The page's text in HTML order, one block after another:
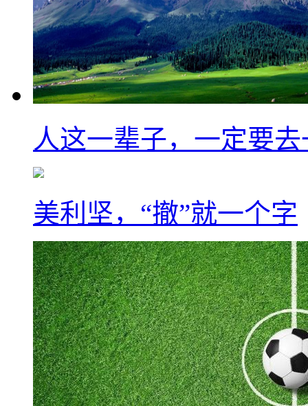
人这一辈子，一定要
美利坚，“撤”就一个字